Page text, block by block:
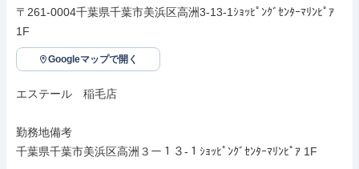
〒261-0004千葉県千葉市美浜区高洲3-13‐1ｼｮｯﾋﾟﾝｸﾞｾﾝﾀｰﾏﾘﾝﾋﾟｱ
1F
Googleマップで開く
エステール　稲毛店
勤務地備考
千葉県千葉市美浜区高洲３ー１３‐１ｼｮｯﾋﾟﾝｸﾞｾﾝﾀｰﾏﾘﾝﾋﾟｱ 1F